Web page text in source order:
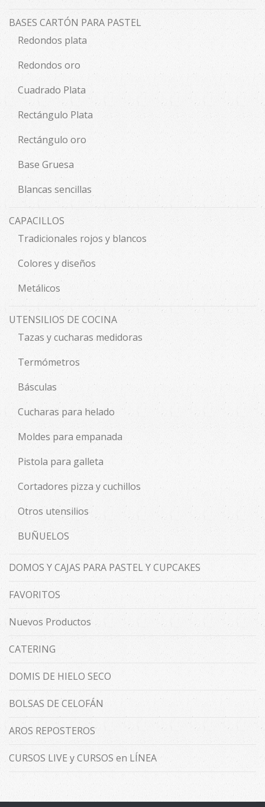
BASES CARTÓN PARA PASTEL
Redondos plata
Redondos oro
Cuadrado Plata
Rectángulo Plata
Rectángulo oro
Base Gruesa
Blancas sencillas
CAPACILLOS
Tradicionales rojos y blancos
Colores y diseños
Metálicos
UTENSILIOS DE COCINA
Tazas y cucharas medidoras
Termómetros
Básculas
Cucharas para helado
Moldes para empanada
Pistola para galleta
Cortadores pizza y cuchillos
Otros utensilios
BUÑUELOS
DOMOS Y CAJAS PARA PASTEL Y CUPCAKES
FAVORITOS
Nuevos Productos
CATERING
DOMIS DE HIELO SECO
BOLSAS DE CELOFÁN
AROS REPOSTEROS
CURSOS LIVE y CURSOS en LÍNEA